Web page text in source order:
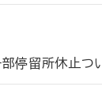
部停留所休止つ